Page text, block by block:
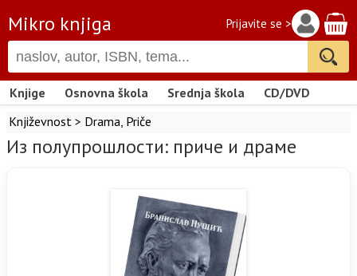
Mikro knjiga Prijavite se >
Knjige Osnovna škola Srednja škola
CD/DVD
Književnost > Drama, Priče
Из полупрошлости: приче и драме